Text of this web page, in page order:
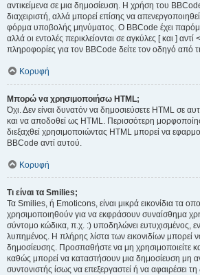
αντικείμενα σε μια δημοσίευση. Η χρήση του
διαχειριστή, αλλά μπορεί επίσης να
φόρμα υποβολής μηνύματος. Ο BBCode έχει
αλλά οι εντολές περικλείονται σε αγκύλες [ και ] αντί
πληροφορίες για τον BBCode δείτε τον οδηγό από
Κορυφή
Μπορώ να χρησιμοποιήσω HTML;
Όχι. Δεν είναι δυνατόν να δημοσιεύσετε HTML σε
και να αποδοθεί ως HTML. Περισσότερη
διεξαχθεί χρησιμοποιώντας HTML μπορεί να
BBCode αντί αυτού.
Κορυφή
Τι είναι τα Smilies;
Τα Smilies, ή Emoticons, είναι μικρά εικονίδια τα
χρησιμοποιηθούν για να εκφράσουν συναίσθημα
σύντομο κώδικα, π.χ. :) υποδηλώνει ευτυχισμένος,
λυπημένος. Η πλήρης λίστα των εικονιδίων μπορεί
δημοσίευσης. Προσπαθήστε να μη χρησιμοποιείτε
καθώς μπορεί να καταστήσουν μια δημοσίευση μη
συντονιστής ίσως να επεξεργαστεί ή να αφαιρέσει